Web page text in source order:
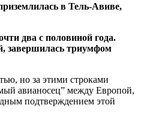
в Тель-Авиве,
два с половиной года.
завершилась триумфом
но за этими строками
авианосец” между Европой,
подтверждением этой